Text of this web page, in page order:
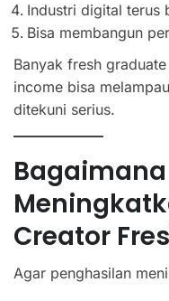
Industri digital terus
Bisa membangun
Banyak fresh
income bisa
ditekuni serius.
Creator
Agar penghasilan